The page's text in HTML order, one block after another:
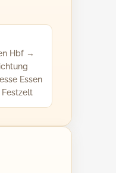
Hbf →
Essen